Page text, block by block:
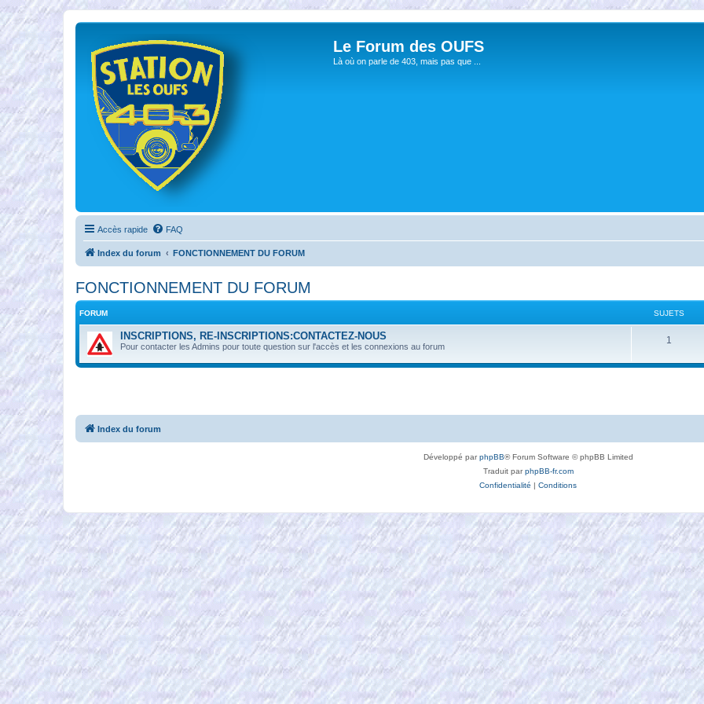
Le Forum des OUFS
Là où on parle de 403, mais pas que ...
Accès rapide FAQ
Index du forum FONCTIONNEMENT DU FORUM
FONCTIONNEMENT DU FORUM
FORUM SUJETS
INSCRIPTIONS, RE-INSCRIPTIONS:CONTACTEZ-NOUS
Pour contacter les Admins pour toute question sur l'accès et les connexions au forum
1
Index du forum
Développé parphpBB® Forum Software © phpBB Limited
Traduit parphpBB-fr.com
Confidentialité | Conditions